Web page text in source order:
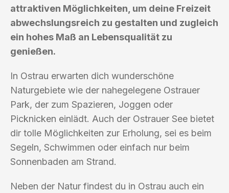
attraktiven Möglichkeiten, um deine Freizeit
abwechslungsreich zu gestalten und zugleich
ein hohes Maß an Lebensqualität zu
genießen.
In Ostrau erwarten dich wunderschöne
Naturgebiete wie der nahegelegene Ostrauer
Park, der zum Spazieren, Joggen oder
Picknicken einlädt. Auch der Ostrauer See bietet
dir tolle Möglichkeiten zur Erholung, sei es beim
Segeln, Schwimmen oder einfach nur beim
Sonnenbaden am Strand.
Neben der Natur findest du in Ostrau auch ein